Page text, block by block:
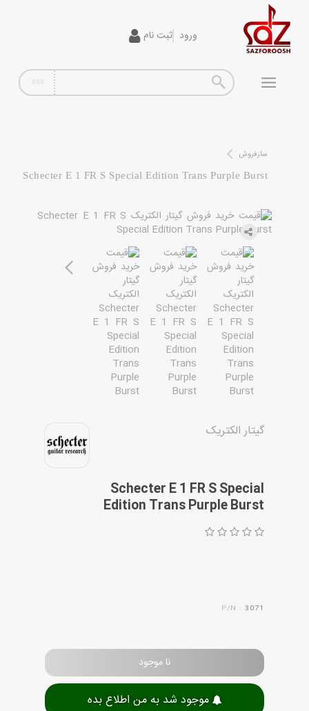
ورود ثبت نام
سیم گیتار
پیانو و کیبورد
تجهیزات استودیویی
دی جی
ساز و ادوات موسیقی
محصولات کارکرده
مقاله ها
سازفروش
Schecter E 1 FR S Special Edition Trans Purple Burst
گیتار الکتریک
Schecter E 1 FR S Special
Edition Trans Purple Burst
P/N : 3071
نا موجود
موجود شد به من اطلاع بده